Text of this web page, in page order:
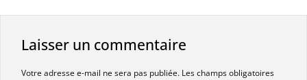
Laisser un commentaire
Votre adresse e-mail ne sera pas publiée. Les champs obligatoires